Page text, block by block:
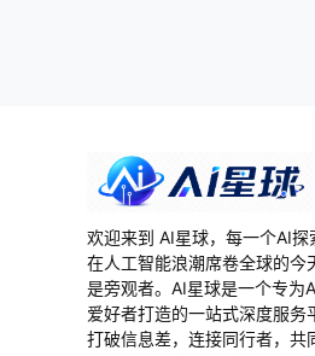
欢迎来到 AI星球，每一个AI探
在人工智能浪潮席卷全球的今
是旁观者。AI星球是一个专为
爱好者打造的一站式深度服务
打破信息差，连接同行者，共